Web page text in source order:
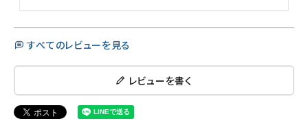
すべてのレビューを見る
レビューを書く